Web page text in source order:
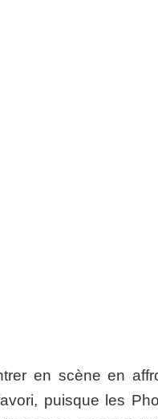
en scène en
puisque les